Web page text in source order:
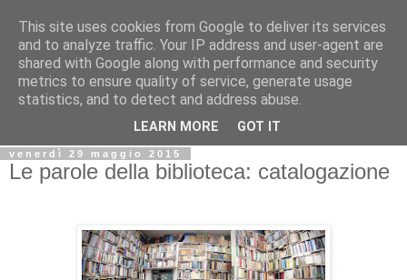
Biblio@rti in
Il Blog della Biblioteca di Area delle arti per condividere
informazioni iniziative incontri
venerdì 29 maggio 2015
Le parole della biblioteca: catalogazione
This site uses cookies from Google to deliver its services
and to analyze traffic. Your IP address and user-agent are
shared with Google along with performance and security
metrics to ensure quality of service, generate usage
statistics, and to detect and address abuse.
LEARN MORE GOT IT